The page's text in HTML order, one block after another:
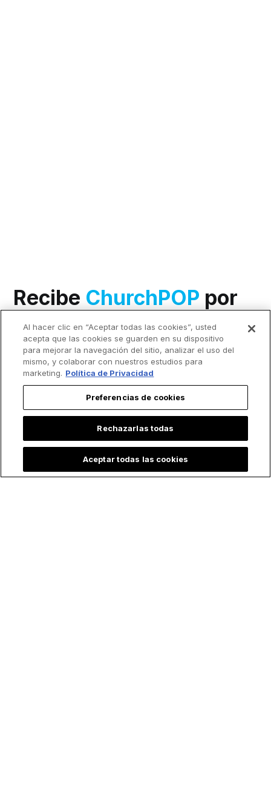
Recibe ChurchPOP por
email.
Nombre
Acepto recibir otras comunicaciones de EWTN.
Al hacer clic en “Aceptar todas las cookies”, usted
acepta que las cookies se guarden en su dispositivo
para mejorar la navegación del sitio, analizar el uso del
mismo, y colaborar con nuestros estudios para
marketing. Política de Privacidad
Preferencias de cookies
Rechazarlas todas
Aceptar todas las cookies